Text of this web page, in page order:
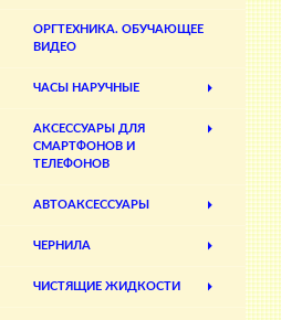
ОРГТЕХНИКА. ОБУЧАЮЩЕЕ
ВИДЕО
ЧАСЫ НАРУЧНЫЕ
АКСЕССУАРЫ ДЛЯ
СМАРТФОНОВ И
ТЕЛЕФОНОВ
АВТОАКСЕССУАРЫ
ЧЕРНИЛА
ЧИСТЯЩИЕ ЖИДКОСТИ